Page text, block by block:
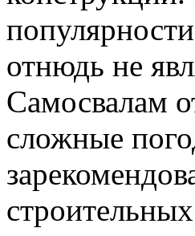
отнюдь не
Самосвалам
сложные